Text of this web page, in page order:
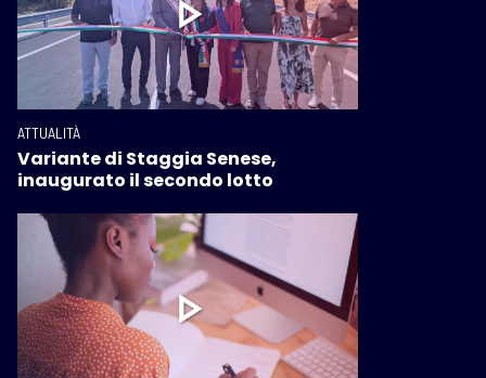
ATTUALITÀ
Variante di Staggia Senese,
inaugurato il secondo lotto